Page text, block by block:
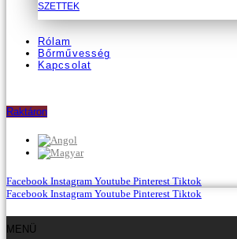
SZETTEK
Rólam
Bőrművesség
Kapcsolat
Raktáron
Facebook Instagram Youtube Pinterest Tiktok
Facebook Instagram Youtube Pinterest Tiktok
MENÜ